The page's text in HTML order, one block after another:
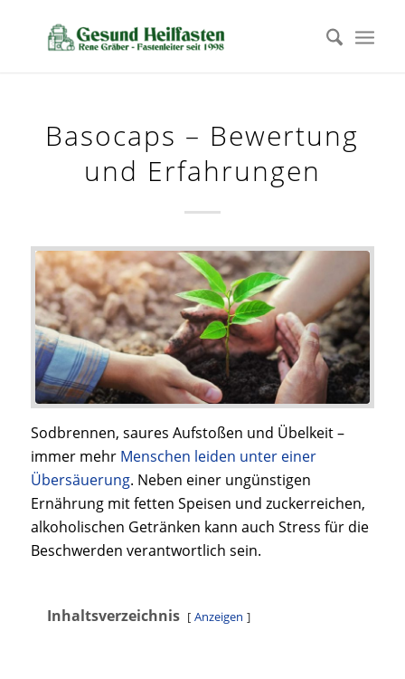
Basocaps – Bewertung
und Erfahrungen
Sodbrennen, saures Aufstoßen und Übelkeit –
immer mehr Menschen leiden unter einer
Übersäuerung. Neben einer ungünstigen
Ernährung mit fetten Speisen und zuckerreichen,
alkoholischen Getränken kann auch Stress für die
Beschwerden verantwortlich sein.
Inhaltsverzeichnis Anzeigen